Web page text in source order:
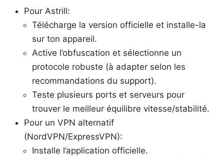
Pour Astrill:
Télécharge la version officielle et installe-la
sur ton appareil.
Active l’obfuscation et sélectionne un
protocole robuste (à adapter selon les
recommandations du support).
Teste plusieurs ports et serveurs pour
trouver le meilleur équilibre vitesse/stabilité.
Pour un VPN alternatif
(NordVPN/ExpressVPN):
Installe l’application officielle.